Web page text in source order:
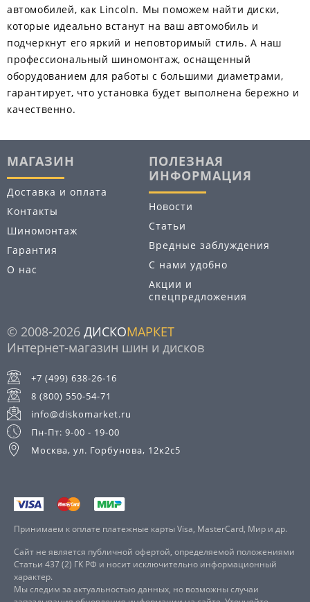
автомобилей, как Lincoln. Мы поможем найти диски,
которые идеально встанут на ваш автомобиль и
подчеркнут его яркий и неповторимый стиль. А наш
профессиональный шиномонтаж, оснащенный
оборудованием для работы с большими диаметрами,
гарантирует, что установка будет выполнена бережно и
качественно.
МАГАЗИН
Доставка и оплата
Контакты
Шиномонтаж
Гарантия
О нас
ПОЛЕЗНАЯ
ИНФОРМАЦИЯ
Новости
Статьи
Вредные заблуждения
С нами удобно
Акции и
спецпредложения
© 2008-2026 ДИСКОМАРКЕТ
Интернет-магазин шин и дисков
+7 (499) 638-26-16
8 (800) 550-54-71
info@diskomarket.ru
Пн-Пт: 9-00 - 19-00
Москва, ул. Горбунова, 12к2с5
Принимаем к оплате платежные карты Visa, MasterCard, Мир и др.
Сайт не является публичной офертой, определяемой положениями
Статьи 437 (2) ГК РФ и носит исключительно информационный
характер.
Мы следим за актуальностью данных, но возможны случаи